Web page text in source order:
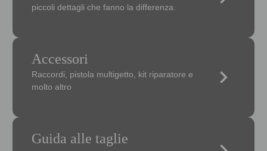
piccoli dettagli che fanno la differenza.
Accessori
Raccordi, pistola multigetto, kit riparatore e
molto altro
keyboard_arrow_right
Guida alle taglie